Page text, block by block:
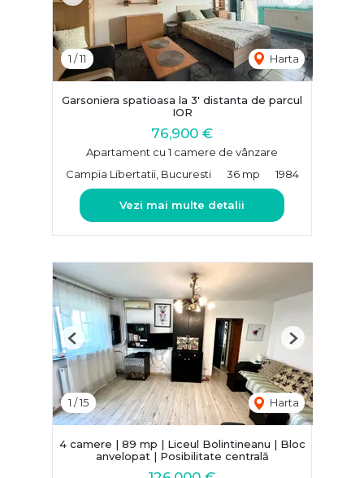
1 /11 Harta
Garsoniera spatioasa la 3' distanta de parcul
IOR
76,900 €
Apartament cu 1 camere de vânzare
Campia Libertatii, Bucuresti
36 mp 1984
Vezi mai multe detalii
1 /15 Harta
Previous Next
4 camere | 89 mp | Liceul Bolintineanu | Bloc
anvelopat | Posibilitate centrală